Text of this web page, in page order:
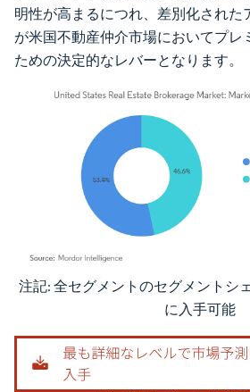
明性が高まるにつれ、差別化された
が米国不動産仲介市場においてプレ
ための決定的なレバーとなります。
画像 © Mordor Intelligence。再利用にはCC BY
注記: 全セグメントのセグメントシ
に入手可能